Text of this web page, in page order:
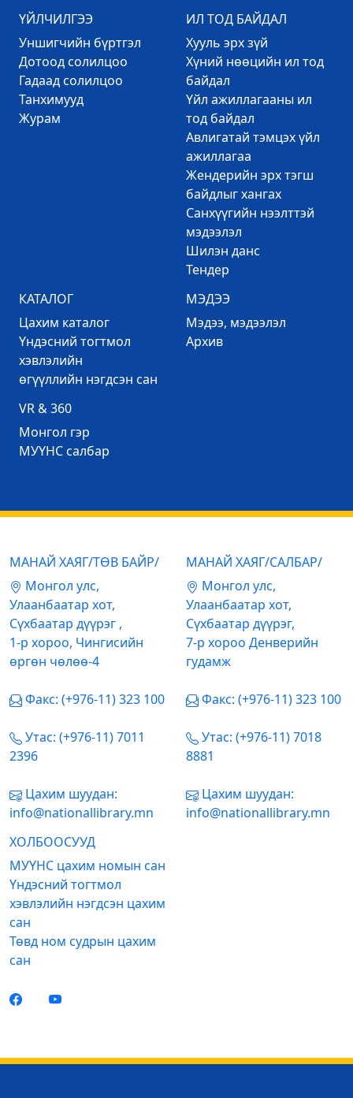
ҮЙЛЧИЛГЭЭ
Уншигчийн бүртгэл
Дотоод солилцоо
Гадаад солилцоо
Танхимууд
Журам
ИЛ ТОД БАЙДАЛ
Хууль эрх зүй
Хүний нөөцийн ил тод
байдал
Үйл ажиллагааны ил
тод байдал
Авлигатай тэмцэх үйл
ажиллагаа
Жендерийн эрх тэгш
байдлыг хангах
Санхүүгийн нээлттэй
мэдээлэл
Шилэн данс
Тендер
КАТАЛОГ
Цахим каталог
Үндэсний тогтмол
хэвлэлийн
өгүүллийн нэгдсэн сан
МЭДЭЭ
Mэдээ, мэдээлэл
Архив
VR & 360
Mонгол гэр
МУҮНС салбар
МАНАЙ ХАЯГ/ТӨВ БАЙР/
Mонгол улс,
Улаанбаатар хот,
Сүхбаатар дүүрэг ,
1-р хороо, Чингисийн
өргөн чөлөө-4
Факс: (+976-11) 323 100
Утас: (+976-11) 7011
2396
Цахим шуудан:
info@nationallibrary.mn
МАНАЙ ХАЯГ/САЛБАР/
Mонгол улс,
Улаанбаатар хот,
Сүхбаатар дүүрэг,
7-р хороо Денверийн
гудамж
Факс: (+976-11) 323 100
Утас: (+976-11) 7018
8881
Цахим шуудан:
info@nationallibrary.mn
ХОЛБООСУУД
МУҮНС цахим номын сан
Үндэсний тогтмол
хэвлэлийн нэгдсэн цахим
сан
Төвд ном судрын цахим
сан